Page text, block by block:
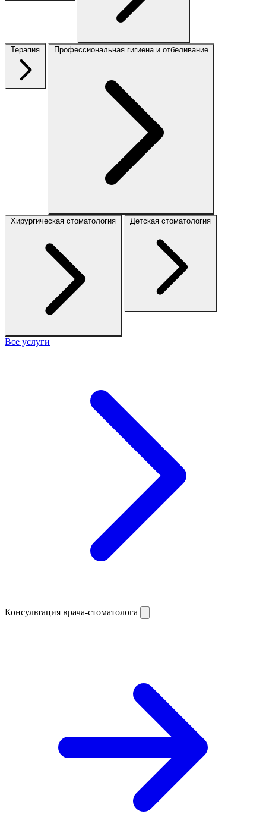
Терапия Профессиональная гигиена и отбеливание
Хирургическая стоматология Детская стоматология
Все услуги
Консультация врача-стоматолога